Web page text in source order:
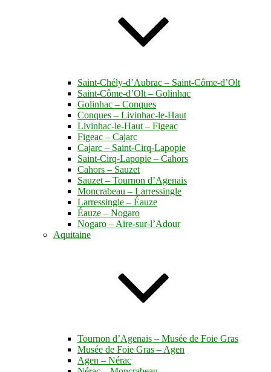
Saint-Chély-d’Aubrac – Saint-Côme-d’Olt
Saint-Côme-d’Olt – Golinhac
Golinhac – Conques
Conques – Livinhac-le-Haut
Livinhac-le-Haut – Figeac
Figeac – Cajarc
Cajarc – Saint-Cirq-Lapopie
Saint-Cirq-Lapopie – Cahors
Cahors – Sauzet
Sauzet – Tournon d’Agenais
Moncrabeau – Larressingle
Larressingle – Éauze
Éauze – Nogaro
Nogaro – Aire-sur-l’Adour
Aquitaine
Tournon d’Agenais – Musée de Foie Gras
Musée de Foie Gras – Agen
Agen – Nérac